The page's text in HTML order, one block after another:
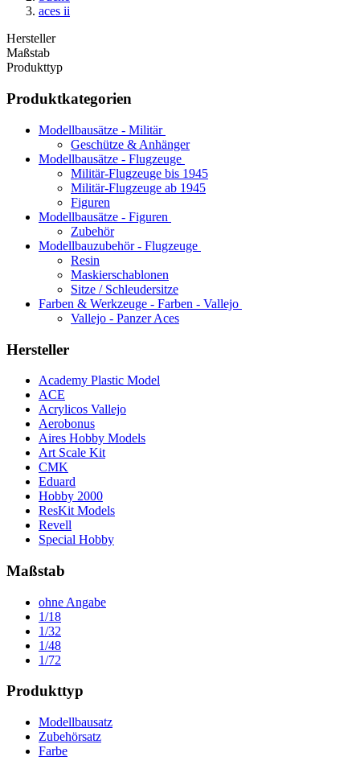
aces ii
Hersteller
Maßstab
Produkttyp
Produktkategorien
Modellbausätze - Militär
Geschütze & Anhänger
Modellbausätze - Flugzeuge
Militär-Flugzeuge bis 1945
Militär-Flugzeuge ab 1945
Figuren
Modellbausätze - Figuren
Zubehör
Modellbauzubehör - Flugzeuge
Resin
Maskierschablonen
Sitze / Schleudersitze
Farben & Werkzeuge - Farben - Vallejo
Vallejo - Panzer Aces
Hersteller
Academy Plastic Model
ACE
Acrylicos Vallejo
Aerobonus
Aires Hobby Models
Art Scale Kit
CMK
Eduard
Hobby 2000
ResKit Models
Revell
Special Hobby
Maßstab
ohne Angabe
1/18
1/32
1/48
1/72
Produkttyp
Modellbausatz
Zubehörsatz
Farbe